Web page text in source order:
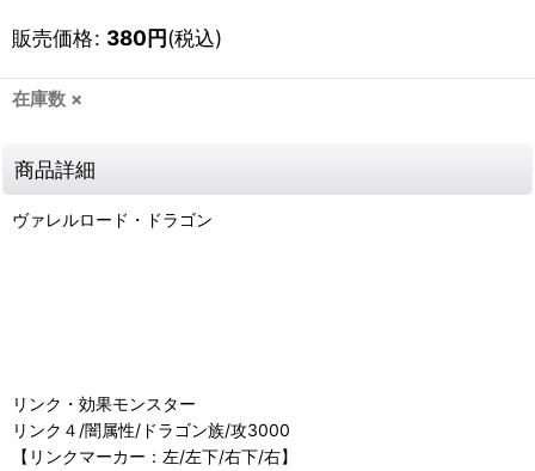
販売価格: 380円(税込)
在庫数 ×
商品詳細
ヴァレルロード・ドラゴン
リンク・効果モンスター
リンク４/闇属性/ドラゴン族/攻3000
【リンクマーカー：左/左下/右下/右】